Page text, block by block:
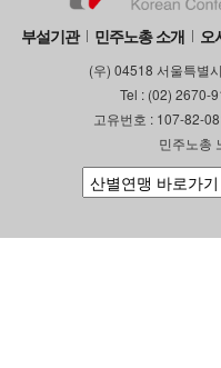
부설기관 민주노총 소개 오
(우) 04518 서울특별
Tel : (02) 2670-
고유번호 : 107-82-
민주노총